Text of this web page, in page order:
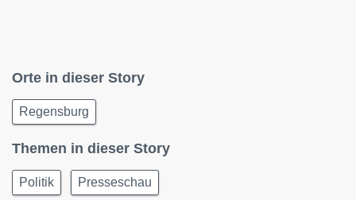
Orte in dieser Story
Regensburg
Themen in dieser Story
Politik Presseschau